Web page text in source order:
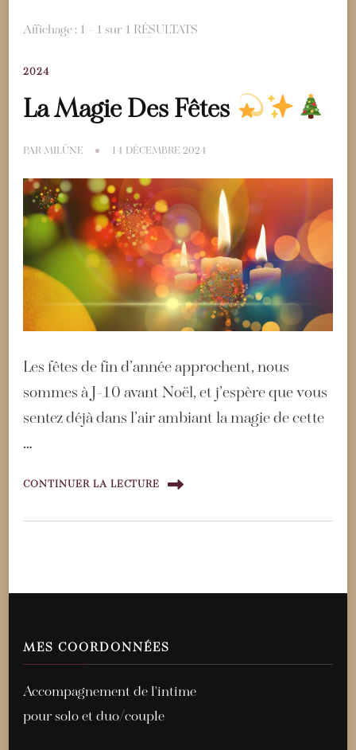
Affichage : 1 - 1 sur 1 RÉSULTATS
2024
La Magie Des Fêtes
PAR MILÜNE 14 DÉCEMBRE 2024
Les fêtes de fin d’année approchent, nous
sommes à J-10 avant Noël, et j’espère que vous
sentez déjà dans l’air ambiant la magie de cette
…
CONTINUER LA LECTURE
MES COORDONNÉES
Accompagnement de l'intime
pour solo et duo/couple